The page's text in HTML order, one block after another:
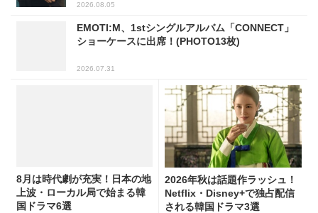
2026.08.05
EMOTI:M、1stシングルアルバム「CONNECT」
ショーケースに出席！(PHOTO13枚)
2026.07.31
8月は時代劇が充実！日本の地
上波・ローカル局で始まる韓
国ドラマ6選
2026年秋は話題作ラッシュ！
Netflix・Disney+で独占配信
される韓国ドラマ3選